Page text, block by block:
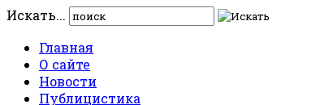
Искать...
Главная
О сайте
Новости
Публицистика